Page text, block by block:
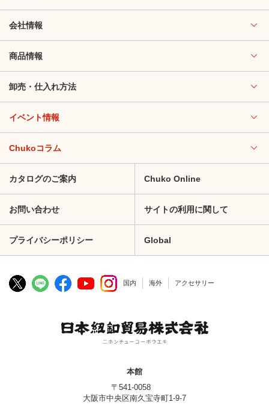
会社情報
商品情報
卸売・仕入れ方法
イベント情報
Chukoコラム
カタログのご案内 Chuko Online
お問い合わせ サイトの利用に関して
プライバシーポリシー Global
国内 海外 アクセサリー
本館
〒541-0058
大阪市中央区南久宝寺町1-9-7